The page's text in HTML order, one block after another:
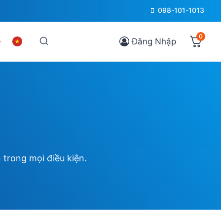
098-101-1013
Đăng Nhập 0
trong mọi điều kiện.